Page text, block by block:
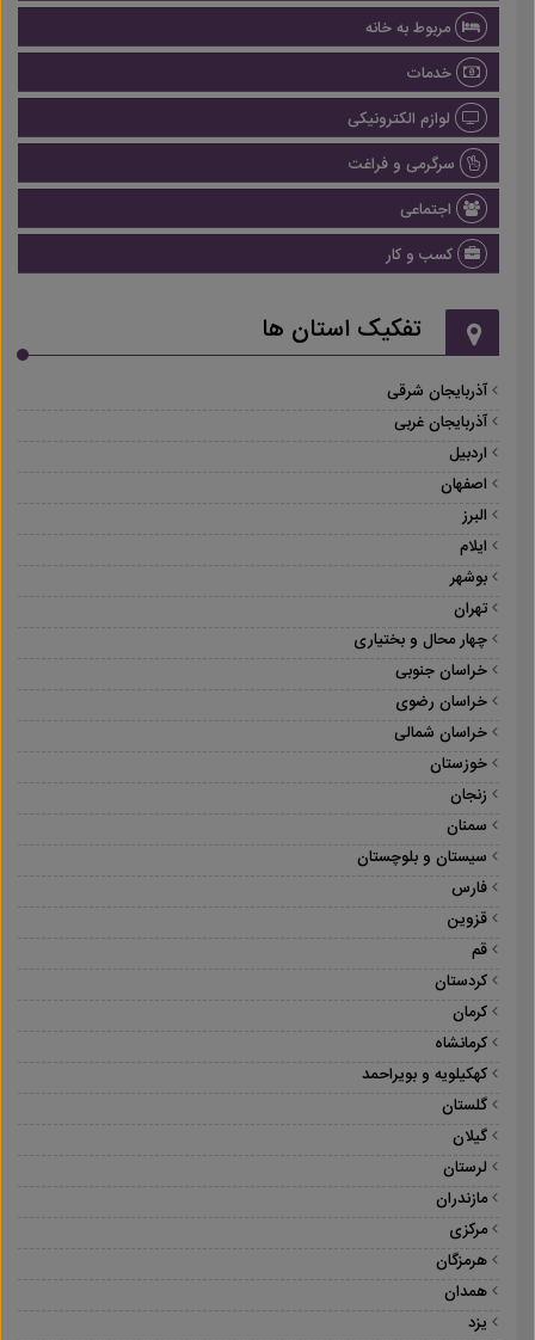
مربوط به خانه
خدمات
لوازم الکترونیکی
سرگرمی و فراغت
اجتماعی
کسب و کار
تفکیک استان ها
آذربایجان شرقی
آذربایجان غربی
اردبیل
اصفهان
البرز
ایلام
بوشهر
تهران
چهار محال و بختیاری
خراسان جنوبی
خراسان رضوی
خراسان شمالی
خوزستان
زنجان
سمنان
سیستان و بلوچستان
فارس
قزوین
قم
کردستان
کرمان
کرمانشاه
کهکیلویه و بویراحمد
گلستان
گیلان
لرستان
مازندران
مرکزی
هرمزگان
همدان
یزد